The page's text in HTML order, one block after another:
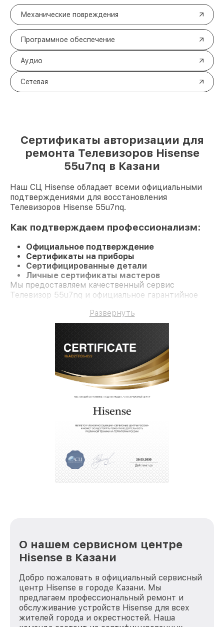
Механические повреждения
Программное обеспечение
Аудио
Сетевая
Сертификаты авторизации для
ремонта Телевизоров Hisense
55u7nq в Казани
Наш СЦ Hisense обладает всеми официальными
подтверждениями для восстановления
Телевизоров Hisense 55u7nq.
Как подтверждаем профессионализм:
Официальное подтверждение
Сертификаты на приборы
Сертифицированные детали
Личные сертификаты мастеров
Мы предоставляем качественный сервис
Телевизор 55u7nq и официальное гарантийное
Развернуть
О нашем сервисном центре
Hisense в Казани
Добро пожаловать в официальный сервисный
центр Hisense в городе Казани. Мы
предлагаем профессиональный ремонт и
обслуживание устройств Hisense для всех
жителей города и окрестностей. Наша